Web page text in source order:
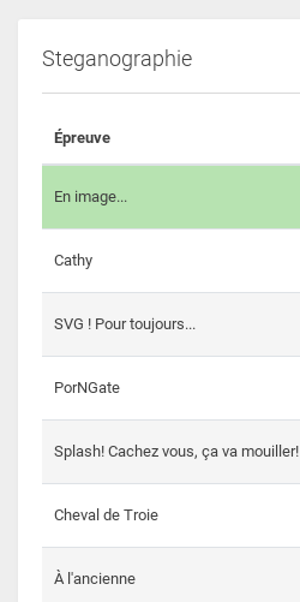
Steganographie
Épreuve
En image...
Cathy
SVG ! Pour toujours...
PorNGate
Splash! Cachez vous, ça va mouiller!
Cheval de Troie
À l'ancienne